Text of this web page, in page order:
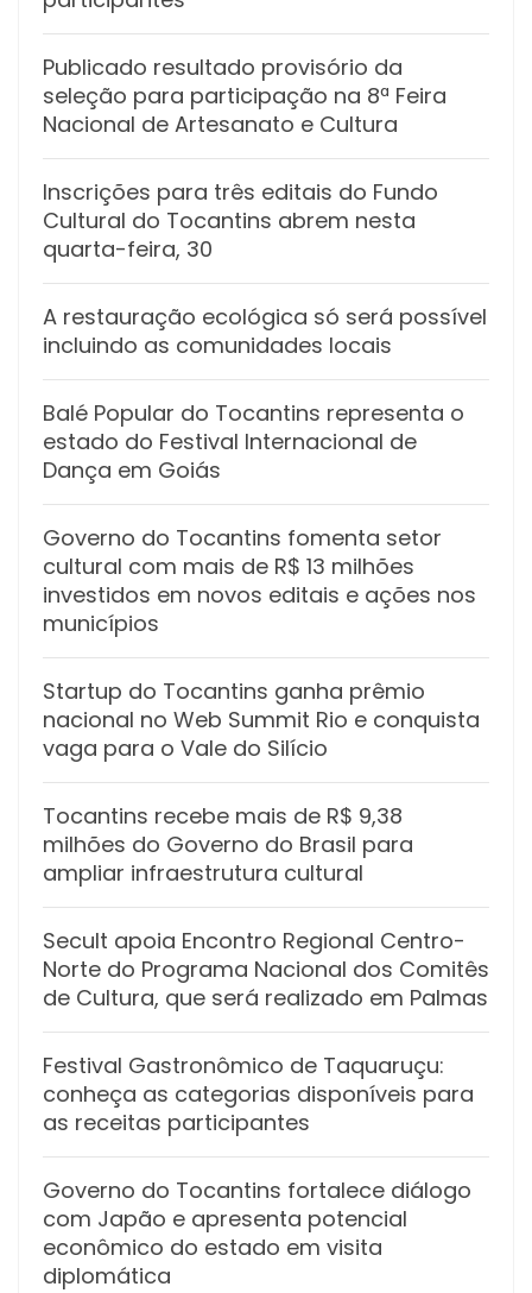
Publicado resultado provisório da
seleção para participação na 8ª Feira
Nacional de Artesanato e Cultura
Inscrições para três editais do Fundo
Cultural do Tocantins abrem nesta
quarta-feira, 30
A restauração ecológica só será possível
incluindo as comunidades locais
Balé Popular do Tocantins representa o
estado do Festival Internacional de
Dança em Goiás
Governo do Tocantins fomenta setor
cultural com mais de R$ 13 milhões
investidos em novos editais e ações nos
municípios
Startup do Tocantins ganha prêmio
nacional no Web Summit Rio e conquista
vaga para o Vale do Silício
Tocantins recebe mais de R$ 9,38
milhões do Governo do Brasil para
ampliar infraestrutura cultural
Secult apoia Encontro Regional Centro-
Norte do Programa Nacional dos Comitês
de Cultura, que será realizado em Palmas
Festival Gastronômico de Taquaruçu:
conheça as categorias disponíveis para
as receitas participantes
Governo do Tocantins fortalece diálogo
com Japão e apresenta potencial
econômico do estado em visita
diplomática